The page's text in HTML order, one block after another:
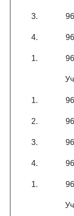
3.
4.
1.
1.
2.
3.
4.
1.